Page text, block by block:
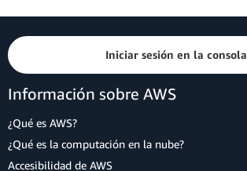
Iniciar sesión en la consola
Información sobre AWS
¿Qué es AWS?
¿Qué es la computación en la nube?
Accesibilidad de AWS